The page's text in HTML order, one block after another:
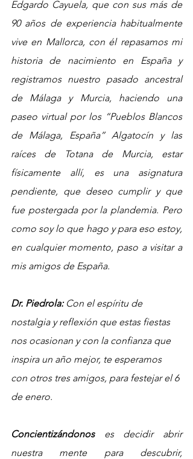
Edgardo Cayuela, que con sus más de
90 años de experiencia habitualmente
vive en Mallorca, con él repasamos mi
historia de nacimiento en España y
registramos nuestro pasado ancestral
de Málaga y Murcia, haciendo una
paseo virtual por los “Pueblos Blancos
de Málaga, España” Algatocín y las
raíces de Totana de Murcia, estar
físicamente allí, es una asignatura
pendiente, que deseo cumplir y que
fue postergada por la plandemia. Pero
como soy lo que hago y para eso estoy,
en cualquier momento, paso a visitar a
mis amigos de España.
Dr. Piedrola: Con el espíritu de
nostalgia y reflexión que estas fiestas
nos ocasionan y con la confianza que
inspira un año mejor, te esperamos
con otros tres amigos, para festejar el 6
de enero.
Concientizándonos es decidir abrir
nuestra mente para descubrir,